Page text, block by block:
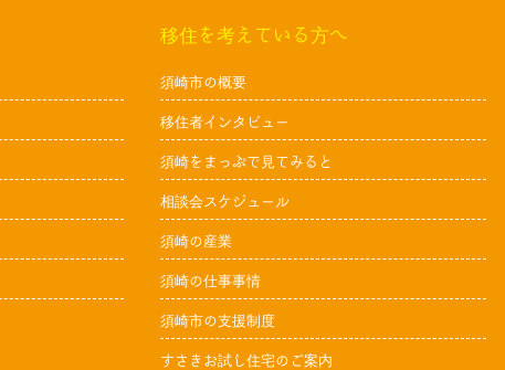
移住を考えている方へ
須崎市の概要
移住者インタビュー
須崎をまっぷで見てみると
相談会スケジュール
須崎の産業
須崎の仕事事情
須崎市の支援制度
すさきお試し住宅のご案内